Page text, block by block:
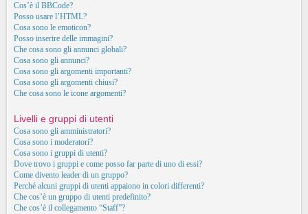
Cos’è il BBCode?
Posso usare l’HTML?
Cosa sono le emoticon?
Posso inserire delle immagini?
Che cosa sono gli annunci globali?
Cosa sono gli annunci?
Cosa sono gli argomenti importanti?
Cosa sono gli argomenti chiusi?
Che cosa sono le icone argomenti?
Livelli e gruppi di utenti
Cosa sono gli amministratori?
Cosa sono i moderatori?
Cosa sono i gruppi di utenti?
Dove trovo i gruppi e come posso far parte di uno di essi?
Come divento leader di un gruppo?
Perché alcuni gruppi di utenti appaiono in colori differenti?
Che cos’è un gruppo di utenti predefinito?
Che cos’è il collegamento “Staff”?